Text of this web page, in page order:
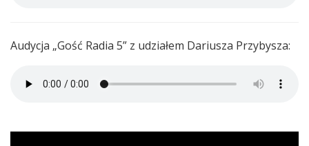
Audycja „Gość Radia 5” z udziałem Dariusza Przybysza: